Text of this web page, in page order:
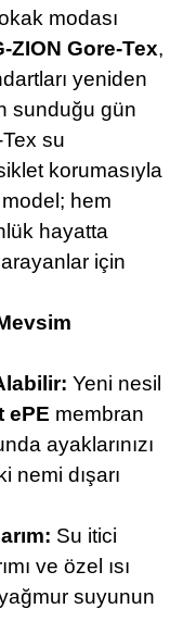
modası
ZION Gore-Tex,
yeniden
sunduğu gün
Tex su
korumasıyla
hem
hayatta
için
Yeni nesil
ePE membran
ayaklarınızı
nemi dışarı
Su itici
ve özel ısı
suyunun